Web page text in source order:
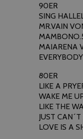
90ER
SING
MR.VAIN
MAIARENA
80ER
LIKE A
WAKE ME
LIKE THE
JUST
LOVE IS A